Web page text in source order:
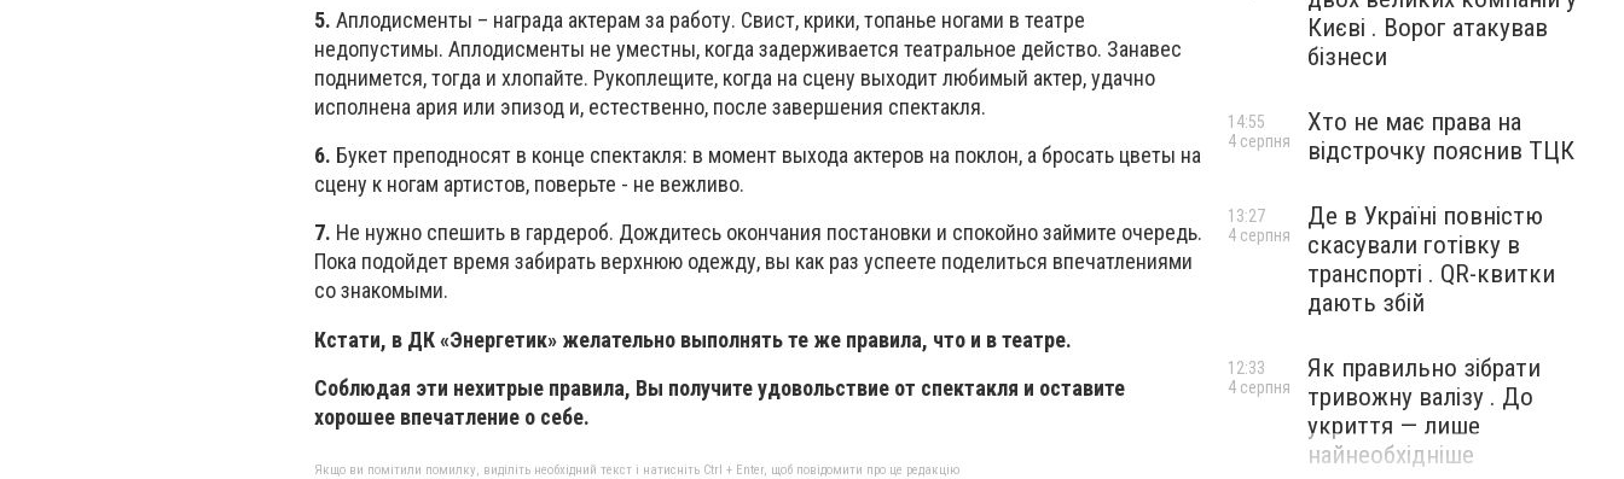
5. Аплодисменты – награда актерам за работу. Свист, крики, топанье ногами в театре
недопустимы. Аплодисменты не уместны, когда задерживается театральное действо. Занавес
поднимется, тогда и хлопайте. Рукоплещите, когда на сцену выходит любимый актер, удачно
исполнена ария или эпизод и, естественно, после завершения спектакля.
6. Букет преподносят в конце спектакля: в момент выхода актеров на поклон, а бросать цветы на
сцену к ногам артистов, поверьте - не вежливо.
7. Не нужно спешить в гардероб. Дождитесь окончания постановки и спокойно займите очередь.
Пока подойдет время забирать верхнюю одежду, вы как раз успеете поделиться впечатлениями
со знакомыми.
Кстати, в ДК «Энергетик» желательно выполнять те же правила, что и в театре.
Соблюдая эти нехитрые правила, Вы получите удовольствие от спектакля и оставите
хорошее впечатление о себе.
Якщо ви помітили помилку, виділіть необхідний текст і натисніть Ctrl + Enter, щоб повідомити про це редакцію
Києві . Ворог атакував
бізнеси
Хто не має права на
відстрочку пояснив ТЦК
14:55
4 серпня
Де в Україні повністю
скасували готівку в
транспорті . QR-квитки
дають збій
13:27
4 серпня
Як правильно зібрати
тривожну валізу . До
укриття — лише
найнеобхідніше
12:33
4 серпня